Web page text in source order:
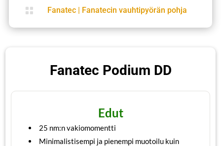
 Fanatec | Fanatecin vauhtipyörän pohja
Fanatec Podium DD
Edut
25 nm:n vakiomomentti
Minimalistisempi ja pienempi muotoilu kuin